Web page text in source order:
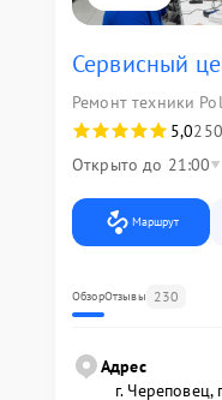
Сервисный
Ремонт техники
5,0
Открыто до 21:00
Маршрут
ОбзорОтзывы 230
Адрес
г.